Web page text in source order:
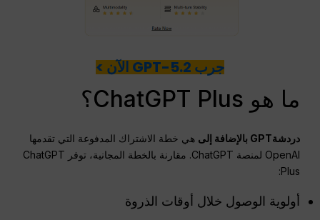
جرب GPT-5.2 الآن >
ما هو ChatGPT Plus؟
دردشةGPT بالإضافة إلى هي خطة الاشتراك المدفوعة التي تقدمها
OpenAI لمنصة ChatGPT. مقارنة بالخطة المجانية، توفر ChatGPT
Plus:
أولوية الوصول خلال أوقات الذروة